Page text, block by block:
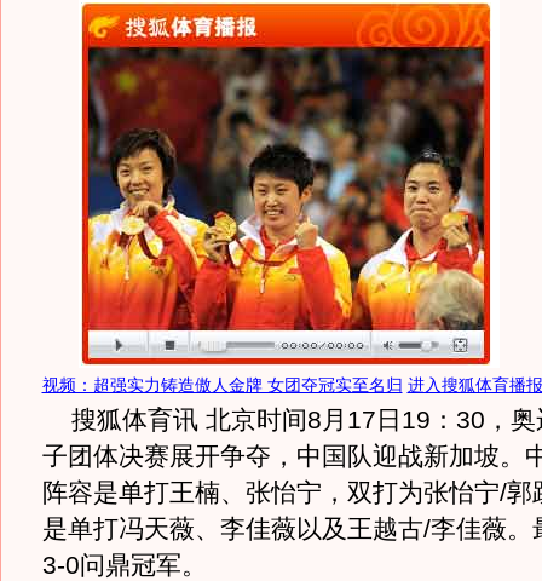
视频：超强实力铸造傲人金牌 女团夺冠实至名归 进入搜狐体育播报
搜狐体育讯 北京时间8月17日19：30，奥
子团体决赛展开争夺，中国队迎战新加坡。
阵容是单打王楠、张怡宁，双打为张怡宁/郭
是单打冯天薇、李佳薇以及王越古/李佳薇。
3-0问鼎冠军。